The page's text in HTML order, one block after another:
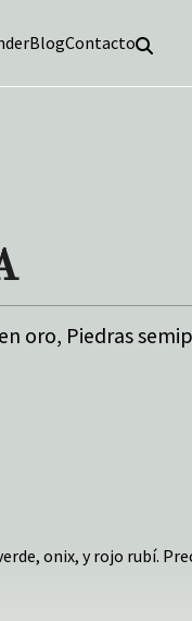
BlogContacto
oro, Piedras
onix, y rojo rubí.